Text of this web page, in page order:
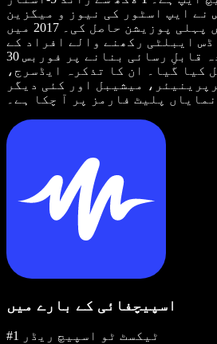
نے ایپ اسٹور کی نیوز و میگزین
کیٹیگری میں پہلی پوزیشن حاصل کی۔ 2017 میں
ایبلٹی رکھنے والے افراد کے
لیے انٹرنیٹ کو زیادہ قابلِ رسائی بنانے پر فوربس 30
شامل کیا گیا۔ ان کا تذکرہ ایڈسرج،
میشیبل اور کئی دیگر
نمایاں پلیٹ فارمز پر آ چکا ہے۔
اسپیچفائی کے بارے میں
#1 ٹیکسٹ ٹو اسپیچ ریڈر